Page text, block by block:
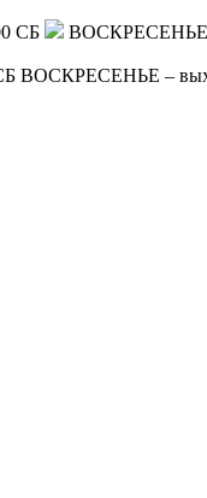
СБ ВОСКРЕСЕНЬЕ
ВОСКРЕСЕНЬЕ –